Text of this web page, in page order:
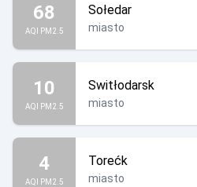
68
AQI PM2.5
Sołedar
miasto
10
AQI PM2.5
Switłodarsk
miasto
4
AQI PM2.5
Torećk
miasto